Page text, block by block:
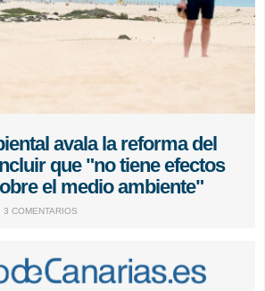
avala la reforma del
que "no tiene efectos
el medio ambiente"
3 COMENTARIOS